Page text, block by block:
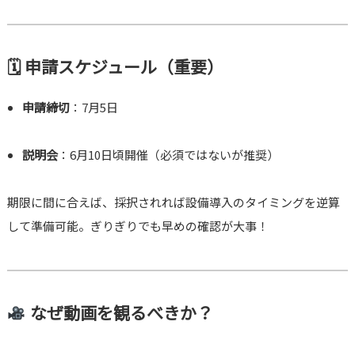
🗓 申請スケジュール（重要）
申請締切 ：7月5日
説明会：6月10日頃開催（必須ではないが推奨）
期限に間に合えば、採択されれば設備導入のタイミングを逆算
して準備可能。ぎりぎりでも早めの確認が大事！
なぜ動画を観るべきか？